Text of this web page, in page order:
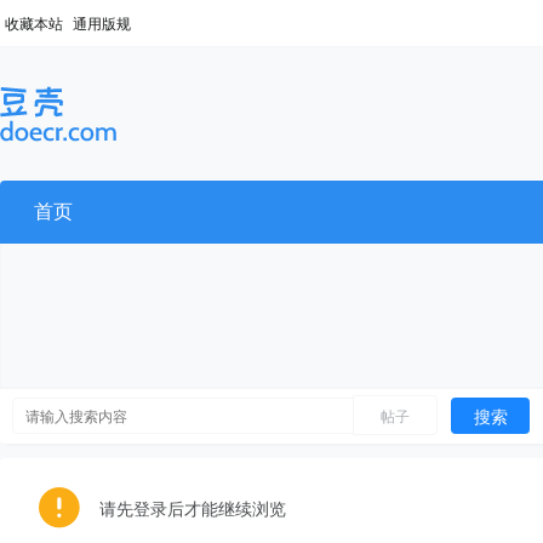
收藏本站 通用版规
首页
帖子 搜索
请先登录后才能继续浏览